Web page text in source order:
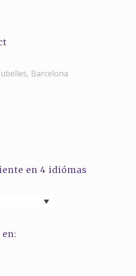
Barcelona
en 4 idiómas